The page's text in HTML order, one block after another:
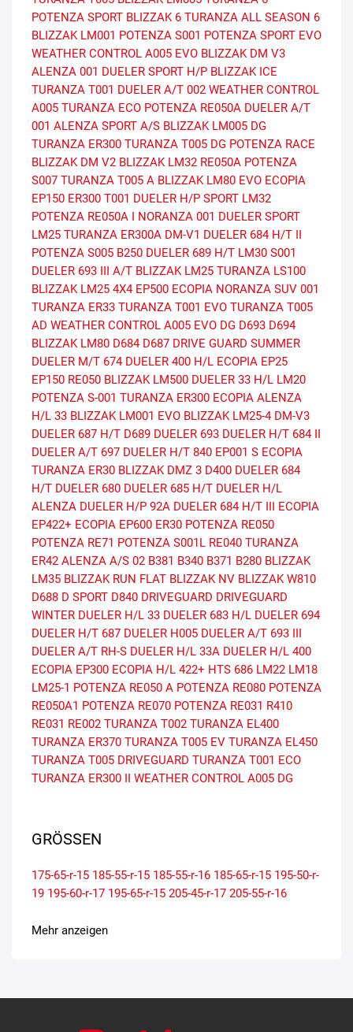
POTENZA SPORT BLIZZAK 6 TURANZA ALL SEASON 6
BLIZZAK LM001 POTENZA S001 POTENZA SPORT EVO
WEATHER CONTROL A005 EVO BLIZZAK DM V3
ALENZA 001 DUELER SPORT H/P BLIZZAK ICE
TURANZA T001 DUELER A/T 002 WEATHER CONTROL
A005 TURANZA ECO POTENZA RE050A DUELER A/T
001 ALENZA SPORT A/S BLIZZAK LM005 DG
TURANZA ER300 TURANZA T005 DG POTENZA RACE
BLIZZAK DM V2 BLIZZAK LM32 RE050A POTENZA
S007 TURANZA T005 A BLIZZAK LM80 EVO ECOPIA
EP150 ER300 T001 DUELER H/P SPORT LM32
POTENZA RE050A I NORANZA 001 DUELER SPORT
LM25 TURANZA ER300A DM-V1 DUELER 684 H/T II
POTENZA S005 B250 DUELER 689 H/T LM30 S001
DUELER 693 III A/T BLIZZAK LM25 TURANZA LS100
BLIZZAK LM25 4X4 EP500 ECOPIA NORANZA SUV 001
TURANZA ER33 TURANZA T001 EVO TURANZA T005
AD WEATHER CONTROL A005 EVO DG D693 D694
BLIZZAK LM80 D684 D687 DRIVE GUARD SUMMER
DUELER M/T 674 DUELER 400 H/L ECOPIA EP25
EP150 RE050 BLIZZAK LM500 DUELER 33 H/L LM20
POTENZA S-001 TURANZA ER300 ECOPIA ALENZA
H/L 33 BLIZZAK LM001 EVO BLIZZAK LM25-4 DM-V3
DUELER 687 H/T D689 DUELER 693 DUELER H/T 684 II
DUELER A/T 697 DUELER H/T 840 EP001 S ECOPIA
TURANZA ER30 BLIZZAK DMZ 3 D400 DUELER 684
H/T DUELER 680 DUELER 685 H/T DUELER H/L
ALENZA DUELER H/P 92A DUELER 684 H/T III ECOPIA
EP422+ ECOPIA EP600 ER30 POTENZA RE050
POTENZA RE71 POTENZA S001L RE040 TURANZA
ER42 ALENZA A/S 02 B381 B340 B371 B280 BLIZZAK
LM35 BLIZZAK RUN FLAT BLIZZAK NV BLIZZAK W810
D688 D SPORT D840 DRIVEGUARD DRIVEGUARD
WINTER DUELER H/L 33 DUELER 683 H/L DUELER 694
DUELER H/T 687 DUELER H005 DUELER A/T 693 III
DUELER A/T RH-S DUELER H/L 33A DUELER H/L 400
ECOPIA EP300 ECOPIA H/L 422+ HTS 686 LM22 LM18
LM25-1 POTENZA RE050 A POTENZA RE080 POTENZA
RE050A1 POTENZA RE070 POTENZA RE031 R410
RE031 RE002 TURANZA T002 TURANZA EL400
TURANZA ER370 TURANZA T005 EV TURANZA EL450
TURANZA T005 DRIVEGUARD TURANZA T001 ECO
TURANZA ER300 II WEATHER CONTROL A005 DG
GRÖSSEN
175-65-r-15 185-55-r-15 185-55-r-16 185-65-r-15 195-50-r-
19 195-60-r-17 195-65-r-15 205-45-r-17 205-55-r-16
Mehr anzeigen